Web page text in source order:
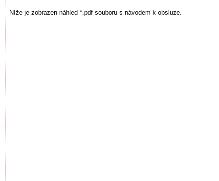
Níže je zobrazen náhled *.pdf souboru s návodem k obsluze.